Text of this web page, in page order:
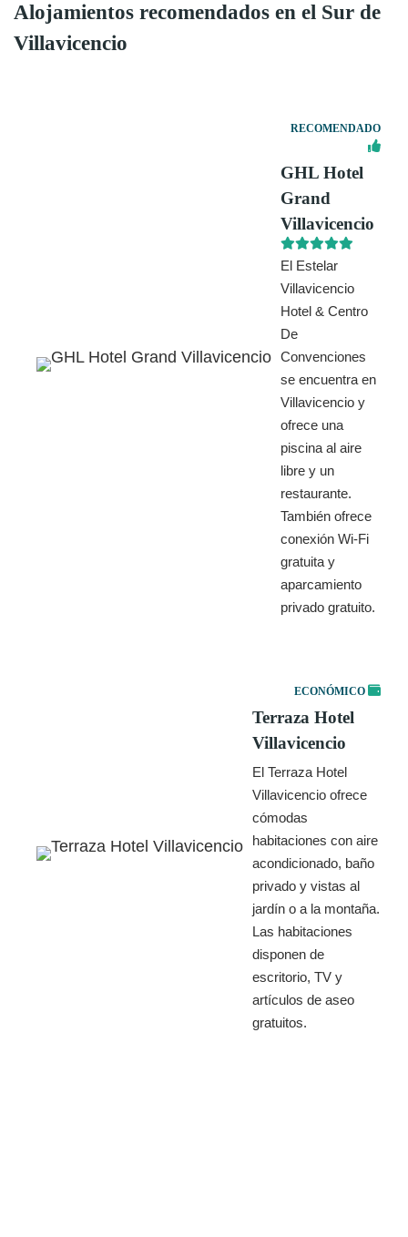
Alojamientos recomendados en el Sur de
Villavicencio
RECOMENDADO
GHL Hotel
Grand
Villavicencio
El Estelar
Villavicencio
Hotel & Centro
De
Convenciones
se encuentra en
Villavicencio y
ofrece una
piscina al aire
libre y un
restaurante.
También ofrece
conexión Wi-Fi
gratuita y
aparcamiento
privado gratuito.
ECONÓMICO
Terraza Hotel
Villavicencio
El Terraza Hotel
Villavicencio ofrece
cómodas
habitaciones con aire
acondicionado, baño
privado y vistas al
jardín o a la montaña.
Las habitaciones
disponen de
escritorio, TV y
artículos de aseo
gratuitos.